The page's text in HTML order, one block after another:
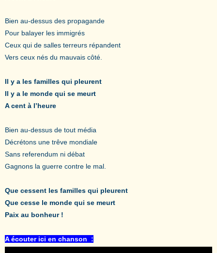
Bien au-dessus des propagande
Pour balayer les immigrés
Ceux qui de salles terreurs répandent
Vers ceux nés du mauvais côté.
Il y a les familles qui pleurent
Il y a le monde qui se meurt
A cent à l’heure
Bien au-dessus de tout média
Décrétons une trêve mondiale
Sans referendum ni débat
Gagnons la guerre contre le mal.
Que cessent les familles qui pleurent
Que cesse le monde qui se meurt
Paix au bonheur !
A écouter ici en chanson :